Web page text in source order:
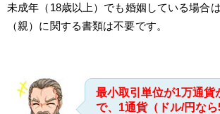
未成年（18歳以上）でも婚姻している場合
（親）に関する書類は不要です。
最小取引単位が1万通貨
で、1通貨（ドル/円なら